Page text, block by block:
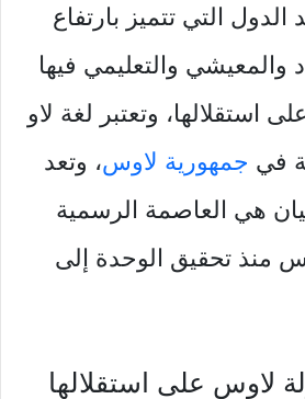
التي تتميز بارتفاع
والمعيشي والتعليمي فيها
استقلالها، وتعتبر لغة لاو
في جمهورية لاوس، وتعد
هي العاصمة الرسمية
منذ تحقيق الوحدة إلى
لاوس على استقلالها